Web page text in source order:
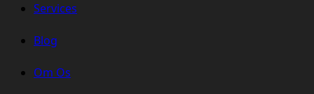
Services
Blog
Om Os